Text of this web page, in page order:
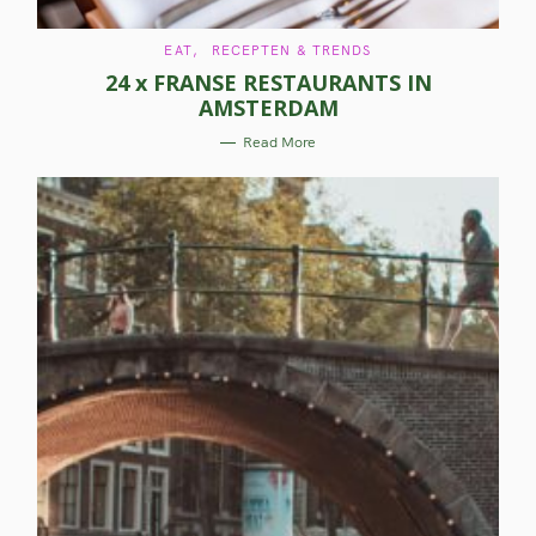
C
T
E
G
O
R
I
S
EAT RECEPTEN & TRENDS
24 x FRANSE RESTAURANTS IN
AMSTERDAM
Read More